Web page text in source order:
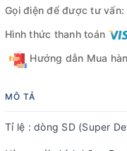
Gọi điện để được tư vấn:
Hình thức thanh toán
Hướng dẫn Mua
MÔ TẢ
Tỉ lệ : dòng SD (Super